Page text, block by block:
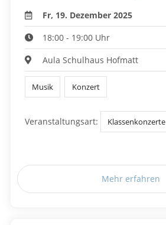
Fr, 19. Dezember 2025
18:00 - 19:00 Uhr
Aula Schulhaus Hofmatt
Musik Konzert
Veranstaltungsart: Klassenkonzerte
Mehr erfahren